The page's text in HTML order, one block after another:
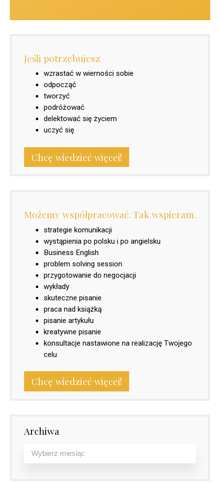
Jeśli potrzebujesz
wzrastać w wierności sobie
odpocząć
tworzyć
podróżować
delektować się życiem
uczyć się
Chcę wiedzieć więcej!
Możemy współpracować. Tak wspieram.
strategie komunikacji
wystąpienia po polsku i po angielsku
Business English
problem solving session
przygotowanie do negocjacji
wykłady
skuteczne pisanie
praca nad książką
pisanie artykułu
kreatywne pisanie
konsultacje nastawione na realizację Twojego
celu
Chcę wiedzieć więcej!
Archiwa